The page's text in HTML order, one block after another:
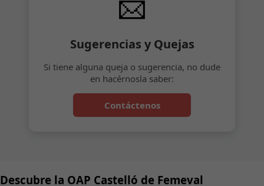
Sugerencias y Quejas
Si tiene alguna queja o sugerencia, no dude
en hacérnosla saber:
Contáctenos
Descubre la OAP Castelló de Femeval